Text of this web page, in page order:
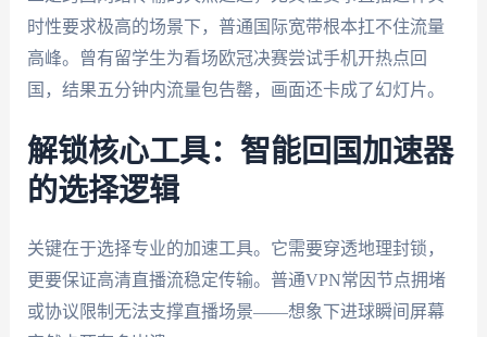
时性要求极高的场景下，普通国际宽带根本扛不住流量
高峰。曾有留学生为看场欧冠决赛尝试手机开热点回
国，结果五分钟内流量包告罄，画面还卡成了幻灯片。
解锁核心工具：智能回国加速器
的选择逻辑
关键在于选择专业的加速工具。它需要穿透地理封锁，
更要保证高清直播流稳定传输。普通VPN常因节点拥堵
或协议限制无法支撑直播场景——想象下进球瞬间屏幕